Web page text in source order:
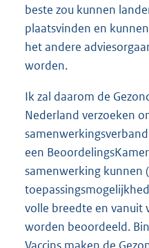
beste zou kunnen
plaatsvinden en
het andere
worden.
Ik zal daarom de
Nederland verzoeken
een
samenwerking kunnen
volle breedte en vanuit
worden beoordeeld.